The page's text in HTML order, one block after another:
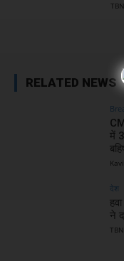
RELATED NEWS
में
देश
ने